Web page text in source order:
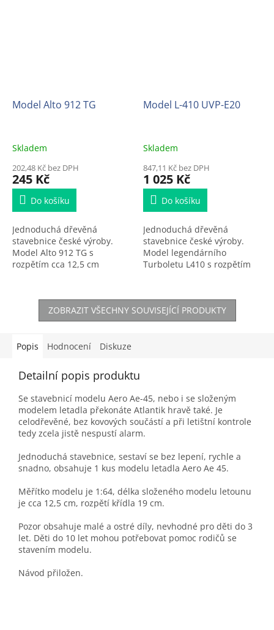
Model Alto 912 TG
Skladem
202,48 Kč bez DPH
245 Kč
Do košíku
Jednoduchá dřevěná
stavebnice české výroby.
Model Alto 912 TG s
rozpětím cca 12,5 cm
Model L-410 UVP-E20
Skladem
847,11 Kč bez DPH
1 025 Kč
Do košíku
Jednoduchá dřevěná
stavebnice české výroby.
Model legendárního
Turboletu L410 s rozpětím
ZOBRAZIT VŠECHNY SOUVISEJÍCÍ PRODUKTY
Popis Hodnocení Diskuze
Detailní popis produktu
Se stavebnicí modelu Aero Ae-45, nebo i se složeným
modelem letadla překonáte Atlantik hravě také. Je
celodřevěné, bez kovových součástí a při letištní kontrole
tedy zcela jistě nespustí alarm.
Jednoduchá stavebnice, sestaví se bez lepení, rychle a
snadno, obsahuje 1 kus modelu letadla Aero Ae 45.
Měřítko modelu je 1:64, délka složeného modelu letounu
je cca 12,5 cm, rozpětí křídla 19 cm.
Pozor obsahuje malé a ostré díly, nevhodné pro děti do 3
let. Děti do 10 let mohou potřebovat pomoc rodičů se
stavením modelu.
Návod přiložen.